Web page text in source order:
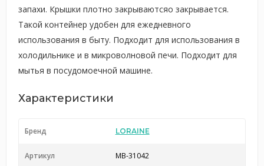
запахи. Крышки плотно закрываютсяо закрывается.
Такой контейнер удобен для ежедневного
использования в быту. Подходит для использования в
холодильнике и в микроволновой печи. Подходит для
мытья в посудомоечной машине.
Характеристики
Бренд LORAINE
Артикул MB-31042